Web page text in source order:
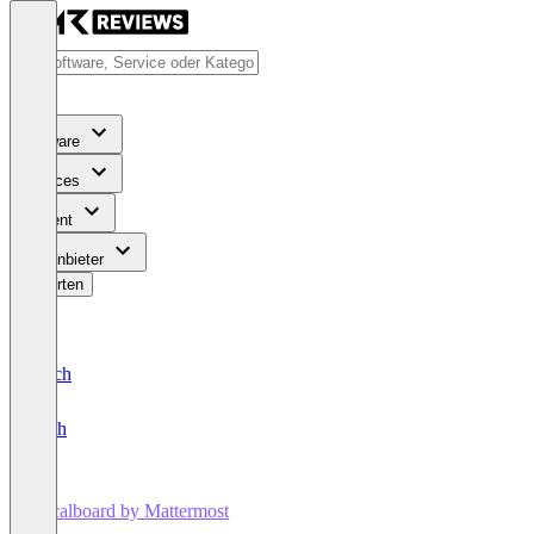
Software
Services
Content
Für Anbieter
Bewerten
Deutsch
English
Focalboard by Mattermost